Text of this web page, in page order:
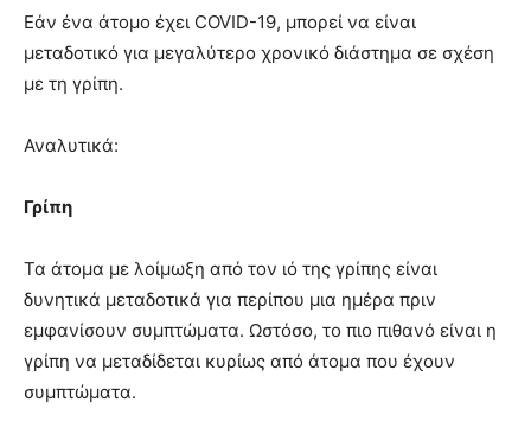
Εάν ένα άτομο έχει COVID-19, μπορεί να είναι
μεταδοτικό για μεγαλύτερο χρονικό διάστημα σε σχέση
με τη γρίπη.
Αναλυτικά:
Γρίπη
Τα άτομα με λοίμωξη από τον ιό της γρίπης είναι
δυνητικά μεταδοτικά για περίπου μια ημέρα πριν
εμφανίσουν συμπτώματα. Ωστόσο, το πιο πιθανό είναι η
γρίπη να μεταδίδεται κυρίως από άτομα που έχουν
συμπτώματα.